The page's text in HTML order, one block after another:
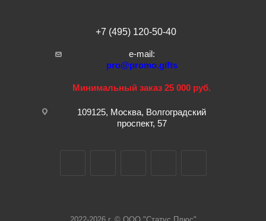
+7 (495) 120-50-40
e-mail:
pro@promo.gifts
Минимальный заказ 25 000 руб.
109125, Москва, Волгоградский
проспект, 57